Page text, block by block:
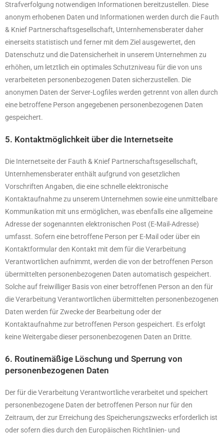
Strafverfolgung notwendigen Informationen bereitzustellen. Diese
anonym erhobenen Daten und Informationen werden durch die Fauth
& Knief Partnerschaftsgesellschaft, Unternhemensberater daher
einerseits statistisch und ferner mit dem Ziel ausgewertet, den
Datenschutz und die Datensicherheit in unserem Unternehmen zu
erhöhen, um letztlich ein optimales Schutzniveau für die von uns
verarbeiteten personenbezogenen Daten sicherzustellen. Die
anonymen Daten der Server-Logfiles werden getrennt von allen durch
eine betroffene Person angegebenen personenbezogenen Daten
gespeichert.
5. Kontaktmöglichkeit über die Internetseite
Die Internetseite der Fauth & Knief Partnerschaftsgesellschaft,
Unternhemensberater enthält aufgrund von gesetzlichen
Vorschriften Angaben, die eine schnelle elektronische
Kontaktaufnahme zu unserem Unternehmen sowie eine unmittelbare
Kommunikation mit uns ermöglichen, was ebenfalls eine allgemeine
Adresse der sogenannten elektronischen Post (E-Mail-Adresse)
umfasst. Sofern eine betroffene Person per E-Mail oder über ein
Kontaktformular den Kontakt mit dem für die Verarbeitung
Verantwortlichen aufnimmt, werden die von der betroffenen Person
übermittelten personenbezogenen Daten automatisch gespeichert.
Solche auf freiwilliger Basis von einer betroffenen Person an den für
die Verarbeitung Verantwortlichen übermittelten personenbezogenen
Daten werden für Zwecke der Bearbeitung oder der
Kontaktaufnahme zur betroffenen Person gespeichert. Es erfolgt
keine Weitergabe dieser personenbezogenen Daten an Dritte.
6. Routinemäßige Löschung und Sperrung von
personenbezogenen Daten
Der für die Verarbeitung Verantwortliche verarbeitet und speichert
personenbezogene Daten der betroffenen Person nur für den
Zeitraum, der zur Erreichung des Speicherungszwecks erforderlich ist
oder sofern dies durch den Europäischen Richtlinien- und